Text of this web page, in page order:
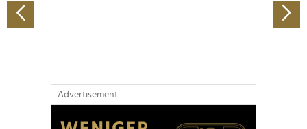
soziale Medien, Werbung und Analysen weiter. Unsere
Partner führen diese Informationen möglicherweise mit
Advertisement